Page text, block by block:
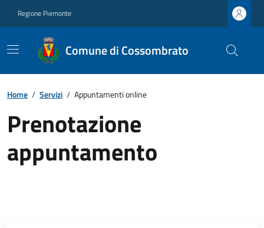
Regione Piemonte
Comune di Cossombrato
Home / Servizi / Appuntamenti online
Prenotazione
appuntamento